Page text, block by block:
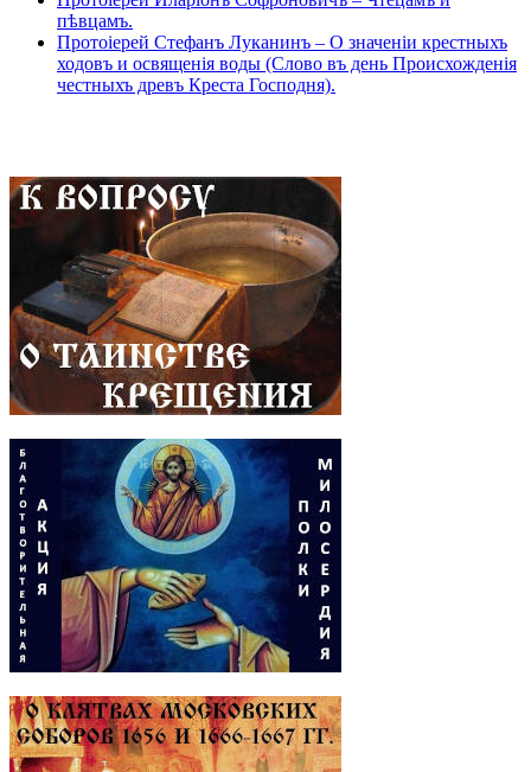
пѣвцамъ.
Протоіерей Стефанъ Луканинъ – О значеніи крестныхъ
ходовъ и освященія воды (Слово въ день Происхожденія
честныхъ древъ Креста Господня).